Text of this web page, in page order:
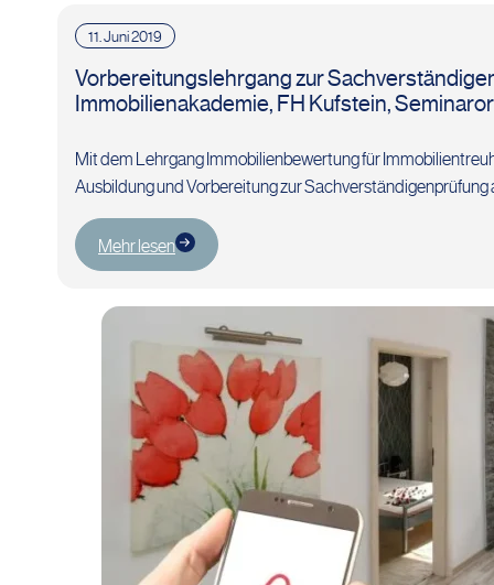
11. Juni 2019
Vorbereitungslehrgang zur
Immobilienakademie, FH Kufstein,
Mit dem Lehrgang Immobilienbewertung für
Ausbildung und Vorbereitung zur Sachverständigenprüfung
Mehr lesen